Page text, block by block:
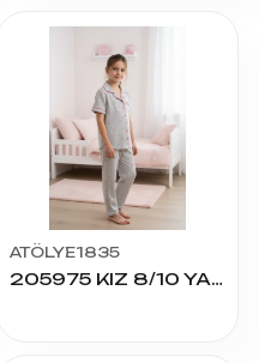
ATÖLYE1835
205975 KIZ 8/10 YAŞ K.KOL PİJAMA TAKIM